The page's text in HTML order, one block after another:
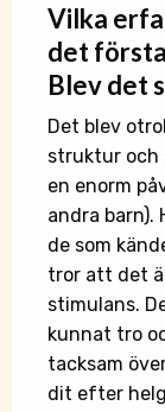
Vilka
det
Blev det
Det blev
struktur och
en enorm
andra
de som
tror att det
stimulans.
kunnat tro
tacksam
dit efter